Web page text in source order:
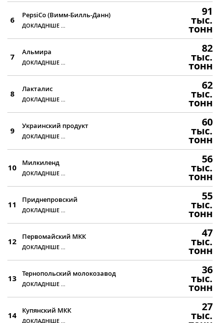
6 PepsiCo (Вимм-Билль-Данн)
ДОКЛАДНІШЕ ...
91
тыс.
тонн
7 Альмира
ДОКЛАДНІШЕ ...
82
тыс.
тонн
8 Лакталис
ДОКЛАДНІШЕ ...
62
тыс.
тонн
9 Украинский продукт
ДОКЛАДНІШЕ ...
60
тыс.
тонн
10 Милкиленд
ДОКЛАДНІШЕ ...
56
тыс.
тонн
11 Приднепровский
ДОКЛАДНІШЕ ...
55
тыс.
тонн
12 Первомайский МКК
ДОКЛАДНІШЕ ...
47
тыс.
тонн
13 Тернопольский молокозавод
ДОКЛАДНІШЕ ...
36
тыс.
тонн
14 Купянский МКК
ДОКЛАДНІШЕ ...
27
тыс.